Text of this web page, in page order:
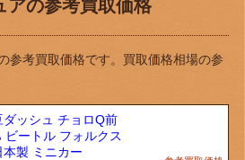
アの参考買取価格
参考買取価格です。買取価格相場の参
ダッシュ チョロQ前
ビートル フォルクス
本製 ミニカー